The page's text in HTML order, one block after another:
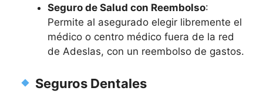
Seguro de Salud con Reembolso:
Permite al asegurado elegir libremente el
médico o centro médico fuera de la red
de Adeslas, con un reembolso de gastos.
Seguros Dentales